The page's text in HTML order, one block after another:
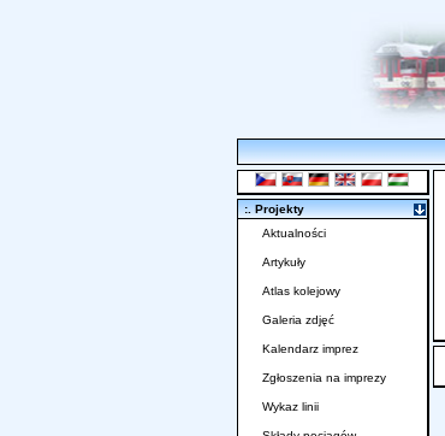
:. Projekty
Aktualności
Artykuły
Atlas kolejowy
Galeria zdjęć
Kalendarz imprez
Zgłoszenia na imprezy
Wykaz linii